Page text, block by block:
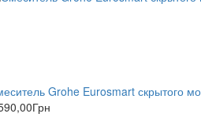
Grohe Eurosmart скрытого
Грн